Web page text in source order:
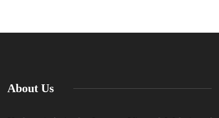
About Us